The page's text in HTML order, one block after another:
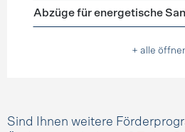
Förderprogramme
Abzüge für energetische
+ alle
Sind Ihnen weitere